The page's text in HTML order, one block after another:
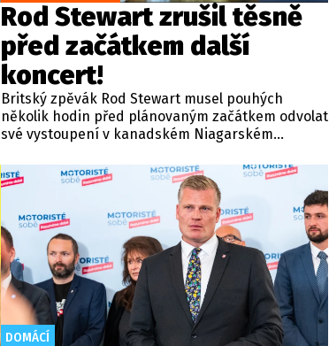
Rod Stewart zrušil těsně
před začátkem další
koncert!
Britský zpěvák Rod Stewart musel pouhých
několik hodin před plánovaným začátkem odvolat
své vystoupení v kanadském Niagarském
místo v kasinu Fallsview Casino Resort nemohl
dopravit kvůli technické závadě na podvozku
letadla, která znemožnila let.
DOMÁCÍ